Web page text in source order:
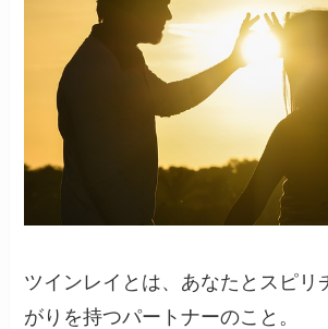
ツインレイとは、あなたとスピリ
がりを持つパートナーのこと。